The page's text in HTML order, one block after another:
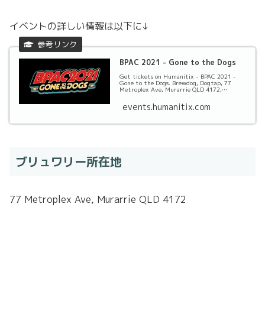
イベントの詳しい情報は以下に↓
BPAC 2021 - Gone to the Dogs
Get tickets on Humanitix - BPAC 2021 -
Gone to the Dogs. Brewdog, Dogtap, 77
Metroplex Ave, Murarrie QLD 4172,
events.humanitix.com
ブリュワリー所在地
77 Metroplex Ave, Murarrie QLD 4172